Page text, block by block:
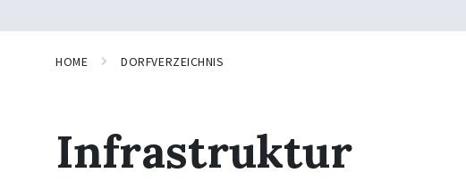
HOME DORFVERZEICHNIS
Infrastruktur